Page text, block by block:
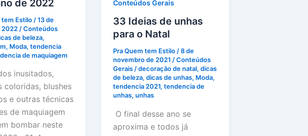
de 2022
tem Estilo /13 de
2022 /Conteúdos
de beleza,
, Moda, tendencia
de maquiagem
inusitados,
coloridas, blushes
e outras técnicas
de maquiagem
bombar neste
Conteúdos Gerais
33 Ideias de unhas
para o Natal
Pra Quem tem Estilo/8 de
novembro de 2021/Conteúdos
Gerais/decoração de natal,dicas
de beleza,dicas de unhas, Moda,
tendencia 2021,tendencia de
unhas,unhas
O final desse ano se
aproxima e todos já